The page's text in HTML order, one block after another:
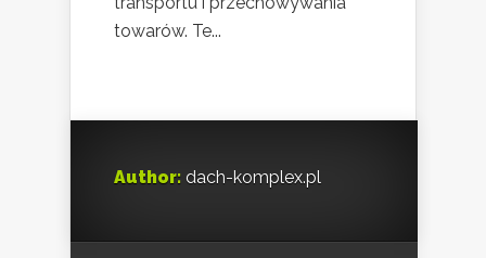
towarów. Te...
Author: dach-komplex.pl